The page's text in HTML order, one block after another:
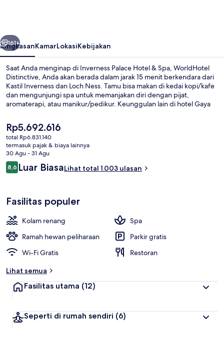
WorldHotel
Distinctive
Berikutnya
161+
RingkasanKamarLokasiKebijakan
Saat Anda menginap di Inverness Palace Hotel & Spa, WorldHotel
Distinctive, Anda akan berada dalam jarak 15 menit berkendara dari
Kastil Inverness dan Loch Ness. Tamu bisa makan di kedai kopi/kafe
dan mengunjungi spa untuk memanjakan diri dengan pijat,
aromaterapi, atau manikur/pedikur. Keunggulan lain di hotel Gaya
kebugaran. Staf dan lokasi mendapatkan nilai yang bagus dari para
traveler.
Harga
saat
ini
Rp5.692.616
Rp5.692.616
total Rp6.831.140
termasuk pajak & biaya lainnya
30 Agu - 31 Agu
Ulasan
8,68,6 dari 10
Luar BiasaLihat total 1.003 ulasan
Fasilitas populer
Kolam renang
Spa
Ramah hewan peliharaan
Parkir gratis
Wi-Fi Gratis
Restoran
Lihat semua
Fasilitas utama (12)
Seperti di rumah sendiri (6)